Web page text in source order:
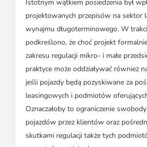
Istotnym wątkiem posiedzenia był
projektowanych przepisów na sektor
wynajmu długoterminowego. W
podkreślono, że choć projekt
zakresu regulacji mikro- i małe
praktyce może oddziaływać również
jeśli pojazdy będą pozyskiwane za
leasingowych i podmiotów
Oznaczałoby to ograniczenie
pojazdów przez klientów oraz
skutkami regulacji także tych